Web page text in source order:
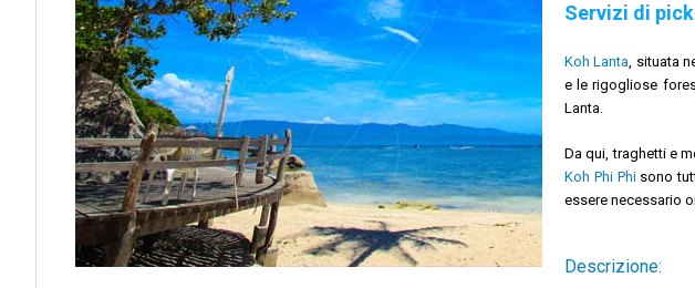
Servizi di
Koh Lanta, situata
e le rigogliose
Lanta.
Da qui, traghetti e
Koh Phi Phisono
essere necessario
Descrizione: